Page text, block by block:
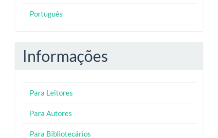
Português
Informações
Para Leitores
Para Autores
Para Bibliotecários